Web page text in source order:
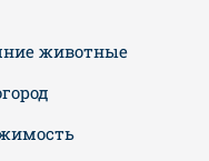
животные